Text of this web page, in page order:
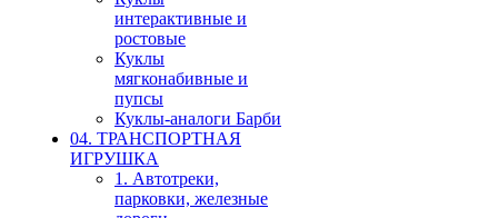
интерактивные и
ростовые
Куклы
мягконабивные и
пупсы
Куклы-аналоги Барби
04. ТРАНСПОРТНАЯ
ИГРУШКА
1. Автотреки,
парковки, железные